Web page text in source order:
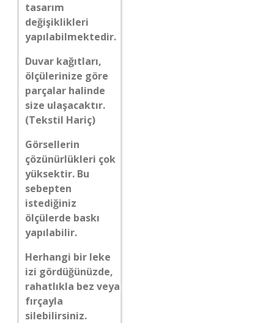
tasarım
değişiklikleri
yapılabilmektedir.
Duvar kağıtları,
ölçülerinize göre
parçalar halinde
size ulaşacaktır.
(Tekstil Hariç)
Görsellerin
çözünürlükleri çok
yüksektir. Bu
sebepten
istediğiniz
ölçülerde baskı
yapılabilir.
Herhangi bir leke
izi gördüğünüzde,
rahatlıkla bez veya
fırçayla
silebilirsiniz.